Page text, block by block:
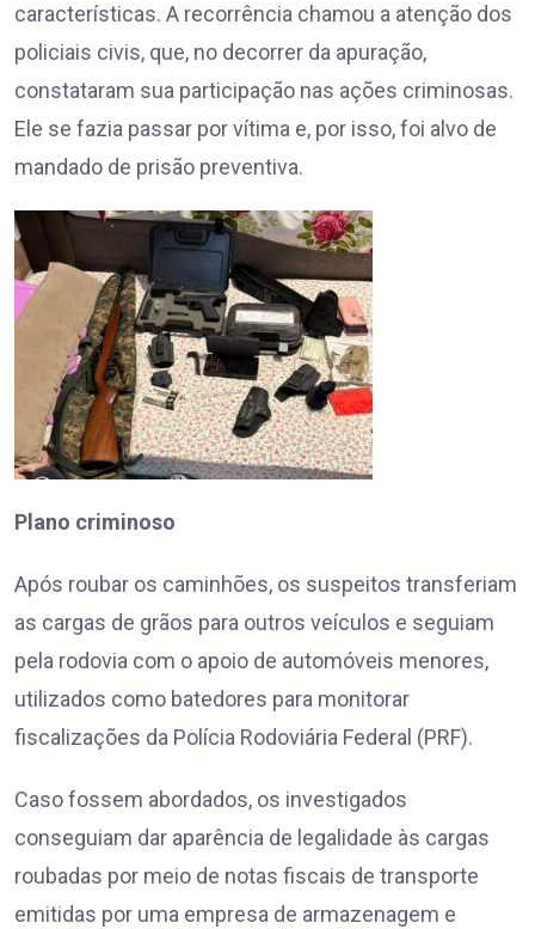
características. A recorrência chamou a atenção dos
policiais civis, que, no decorrer da apuração,
constataram sua participação nas ações criminosas.
Ele se fazia passar por vítima e, por isso, foi alvo de
mandado de prisão preventiva.
Plano criminoso
Após roubar os caminhões, os suspeitos transferiam
as cargas de grãos para outros veículos e seguiam
pela rodovia com o apoio de automóveis menores,
utilizados como batedores para monitorar
fiscalizações da Polícia Rodoviária Federal (PRF).
Caso fossem abordados, os investigados
conseguiam dar aparência de legalidade às cargas
roubadas por meio de notas fiscais de transporte
emitidas por uma empresa de armazenagem e